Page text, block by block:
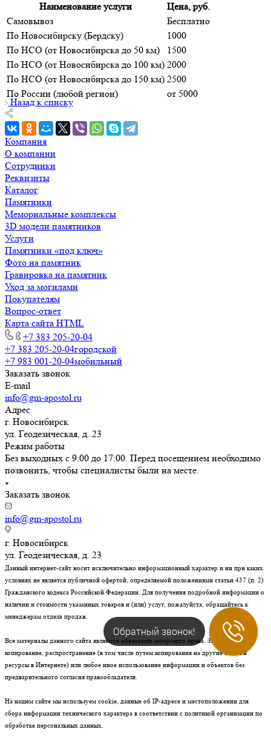
Наименование услуги
Цена, руб.
Самовывоз
Бесплатно
По Новосибирску (Бердску)
1000
По НСО (от Новосибирска до 50 км)
1500
По НСО (от Новосибирска до 100 км) 2000
По НСО (от Новосибирска до 150 км) 2500
По России (любой регион)
от 5000
Назад к списку
Компания
О компании
Сотрудники
Реквизиты
Каталог
Памятники
Мемориальные комплексы
3D модели памятников
Услуги
Памятники «под ключ»
Фото на памятник
Гравировка на памятник
Уход за могилами
Покупателям
Вопрос-ответ
Карта сайта HTML
+7 383 205-20-04
+7 383 205-20-04городской
+7 983 001-20-04мобильный
Заказать звонок
E-mail
info@gm-apostol.ru
Адрес
г. Новосибирск
ул. Геодезическая, д. 23
Режим работы
Без выходных с 9:00 до 17:00. Перед посещением необходимо
позвонить, чтобы специалисты были на месте.
Заказать звонок
info@gm-apostol.ru
г. Новосибирск
ул. Геодезическая, д. 23
Данный интернет-сайт носит исключительно информационный характер и ни при каких
условиях не является публичной офертой, определяемой положениями статьи 437 (п. 2)
Гражданского кодекса Российской Федерации. Для получения подробной информации о
наличии и стоимости указанных товаров и (или) услуг, пожалуйста, обращайтесь к
менеджерам отдела продаж.
Все материалы данного сайта являются объектами авторского права. Запрещается
копирование, распространение (в том числе путем копирования на другие сайты и
ресурсы в Интернете) или любое иное использование информации и объектов без
предварительного согласия правообладателя.
На нашем сайте мы используем cookie, данные об IP-адресе и местоположении для
сбора информации технического характера в соответствии с политикой организации по
обработке персональных данных.
Обратный звонок!